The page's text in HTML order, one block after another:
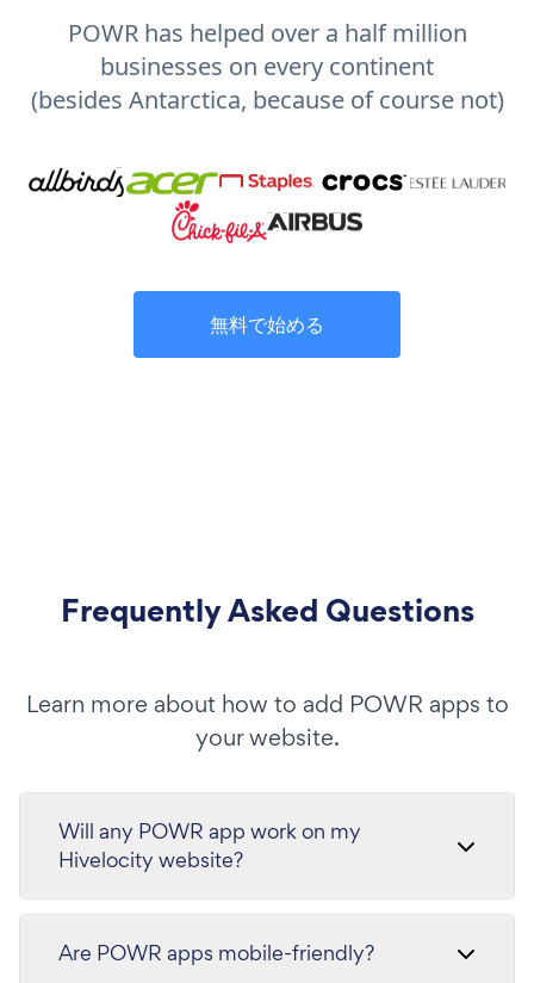
POWR has helped over a half million
businesses on every continent
(besides Antarctica, because of course not)
無料で始める
Frequently Asked Questions
Learn more about how to add POWR apps to
your website.
Will any POWR app work on my
Hivelocity website?
Are POWR apps mobile-friendly?